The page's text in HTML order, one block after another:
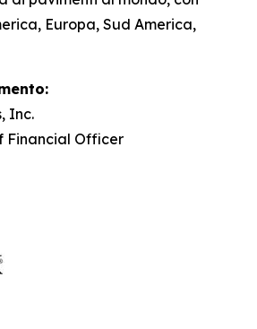
Europa, Sud America,
Inc.
Financial Officer